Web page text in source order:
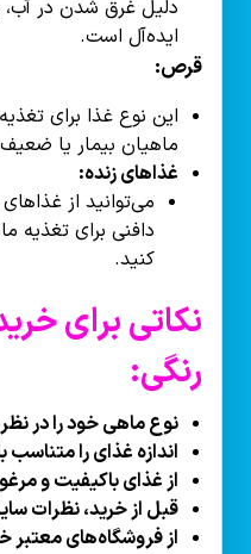
دلیل غرق شدن در آب،
ایده‌آل است.
قرص:
این نوع غذا برای
ماهیان بیمار یا
غذاهای زنده:
می‌توانید از
دافنی برای تغذیه
کنید.
نکاتی برای
رنگی:
نوع ماهی خود را در
اندازه غذای را
از غذای باکیفیت و
قبل از خرید، نظرات
از فروشگاه‌های معتبر